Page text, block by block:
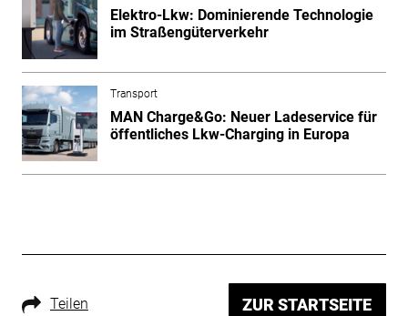
Elektro-Lkw: Dominierende Technologie
im Straßengüterverkehr
Transport
MAN Charge&Go: Neuer Ladeservice für
öffentliches Lkw-Charging in Europa
Teilen ZUR STARTSEITE